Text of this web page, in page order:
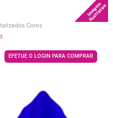
Imagem
Ilustrativa
Cores
EFETUE O LOGIN PARA COMPRAR